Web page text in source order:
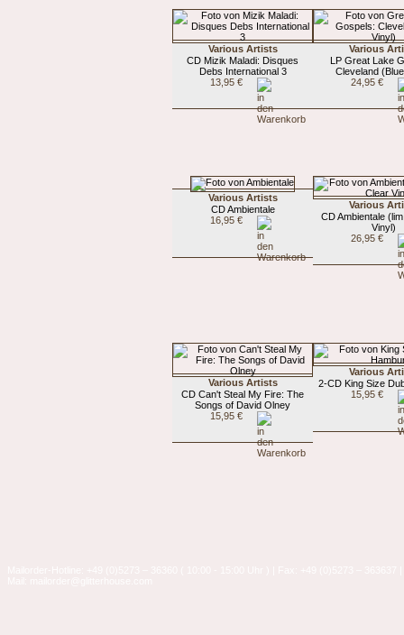
Various Artists
CD Mizik Maladi: Disques
Debs International 3
13,95 €
Various
LP Great Lake
Cleveland
24,95 €
Various Artists
CD Ambientale
16,95 €
Various
CD Ambientale
Vinyl)
26,95 €
Various Artists
CD Can't Steal My Fire: The
Songs of David Olney
15,95 €
Various
2-CD King Size
15,95 €